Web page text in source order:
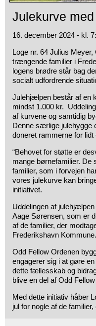
Julekurve
16. december 2024 - kl.
Loge nr. 64 Julius
trængende familier i
logens brødre står bag
socialt udfordrende
Julehjælpen består af en
mindst 1.000 kr.
af kurvene og samtidig
Denne særlige julehygge
doneret rammerne for
“Behovet for støtte er
mange børnefamilier. De
familier, som i forvejen
vores julekurve kan
initiativet.
Uddelingen af
Aage Sørensen, som er
af de familier, der
Frederikshavn Kommune.
Odd Fellow Ordenen
engagerer sig i at gøre
dette fællesskab og
blive en del af Odd
Med dette initiativ håber
jul for nogle af de